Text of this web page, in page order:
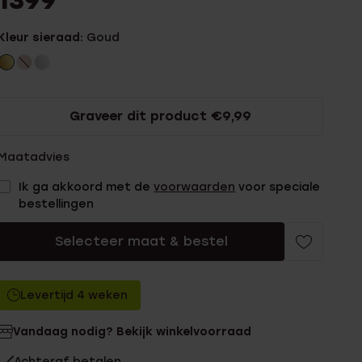
sieraad: Goud
Graveer dit product €9,99
Ik ga akkoord met devoorwaarden voor speciale
bestellingen
Selecteer maat & bestel
Levertijd 4 weken
Vandaag nodig? Bekijk winkelvoorraad